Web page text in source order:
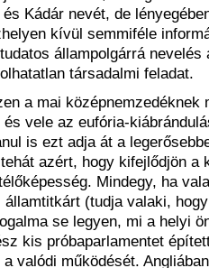
Kádár nevét, de
kívül semmiféle
állampolgárrá nevelés
társadalmi feladat.
a mai középnemzedéknek
vele az eufória-
is ezt adja át a
azért, hogy kifejlődjön a
Mindegy, ha
(tudja valaki,
se legyen, mi a helyi
kis próbaparlamentet
valódi működését. Angliában